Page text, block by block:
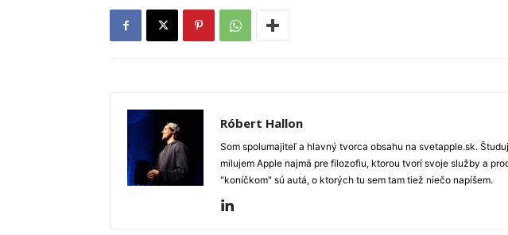
Róbert Hallon
Som spolumajiteľ a hlavný tvorca obsahu na svetapple.sk.
milujem Apple najmä pre filozofiu, ktorou tvorí svoje služby a
"koníčkom" sú autá, o ktorých tu sem tam tiež niečo napíšem.